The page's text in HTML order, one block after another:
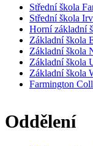
Střední škola
Střední škola
Horní základní
Základní škola
Základní škola
Základní škola
Základní škola
Farmington
Oddělení